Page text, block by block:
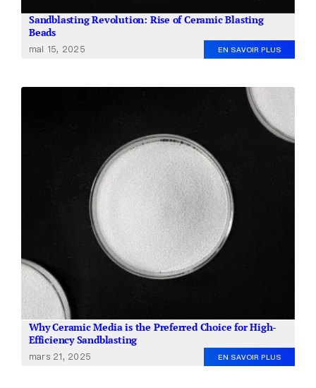
Sandblasting Revolution: Rise of Ceramic Blasting
Beads
mai 15, 2025 EN SAVOIR PLUS
Why Ceramic Media is the Preferred Choice for High-
Efficiency Sandblasting
mars 21, 2025 EN SAVOIR PLUS